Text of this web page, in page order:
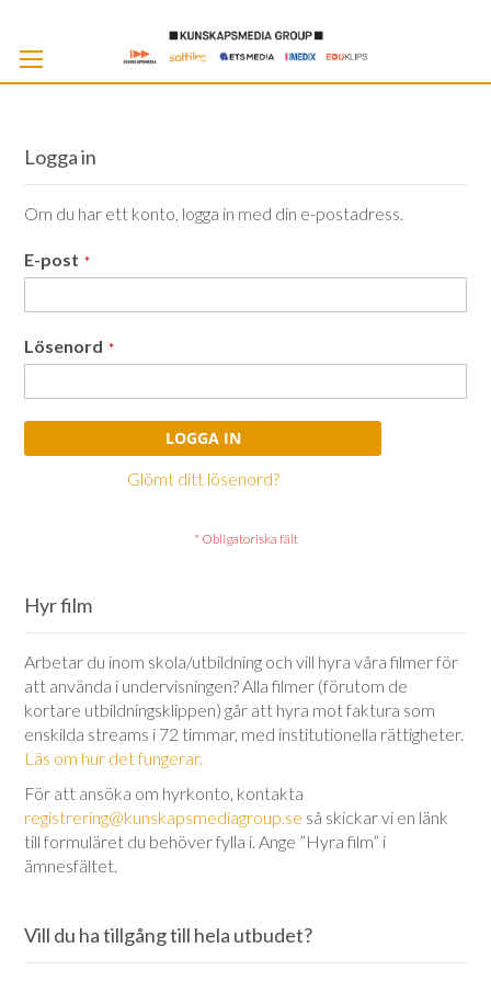
Logga in
Om du har ett konto, logga in med din e-postadress.
E-post
Lösenord
LOGGA IN
Glömt ditt lösenord?
Hyr film
Arbetar du inom skola/utbildning och vill hyra våra filmer för
att använda i undervisningen? Alla filmer (förutom de
kortare utbildningsklippen) går att hyra mot faktura som
enskilda streams i 72 timmar, med institutionella rättigheter.
Läs om hur det fungerar.
För att ansöka om hyrkonto, kontakta
registrering@kunskapsmediagroup.se så skickar vi en länk
till formuläret du behöver fylla i. Ange ”Hyra film” i
ämnesfältet.
Vill du ha tillgång till hela utbudet?